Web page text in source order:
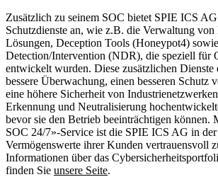
Zusätzlich zu seinem SOC bietet SPIE ICS
Schutzdienste an, wie z.B. die Verwaltung
Lösungen, Deception Tools (Honeypot4)
Detection/Intervention (NDR), die speziell für
entwickelt wurden. Diese zusätzlichen Dienste
bessere Überwachung, einen besseren Schutz
eine höhere Sicherheit von
Erkennung und Neutralisierung
bevor sie den Betrieb beeinträchtigen können.
SOC 24/7»-Service ist die SPIE ICS AG in
Vermögenswerte ihrer Kunden vertrauensvoll
Informationen über das
finden Sie unsere Seite.